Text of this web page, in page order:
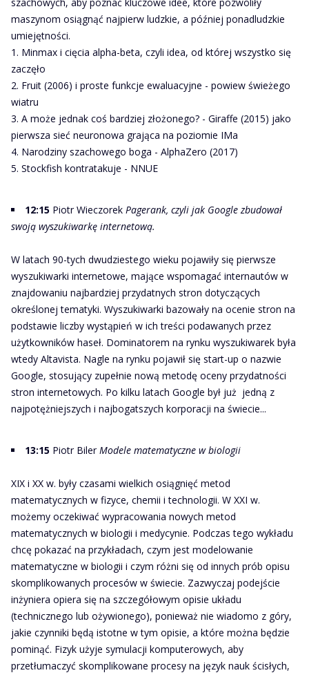
maszynom osiągnąć najpierw ludzkie, a później ponadludzkie
umiejętności.
1. Minmax i cięcia alpha-beta, czyli idea, od której wszystko się
zaczęło
2. Fruit (2006) i proste funkcje ewaluacyjne - powiew świeżego
wiatru
3. A może jednak coś bardziej złożonego? - Giraffe (2015) jako
pierwsza sieć neuronowa grająca na poziomie IMa
4. Narodziny szachowego boga - AlphaZero (2017)
5. Stockfish kontratakuje - NNUE
12:15 Piotr Wieczorek Pagerank, czyli jak Google zbudował
swoją wyszukiwarkę internetową.
W latach 90-tych dwudziestego wieku pojawiły się pierwsze
wyszukiwarki internetowe, mające wspomagać internautów w
znajdowaniu najbardziej przydatnych stron dotyczących
określonej tematyki. Wyszukiwarki bazowały na ocenie stron na
podstawie liczby wystąpień w ich treści podawanych przez
użytkowników haseł. Dominatorem na rynku wyszukiwarek była
wtedy Altavista. Nagle na rynku pojawił się start-up o nazwie
Google, stosujący zupełnie nową metodę oceny przydatności
stron internetowych. Po kilku latach Google był już jedną z
najpotężniejszych i najbogatszych korporacji na świecie...
13:15 Piotr BilerModele matematyczne w biologii
XIX i XX w. były czasami wielkich osiągnięć metod
matematycznych w fizyce, chemii i technologii. W XXI w.
możemy oczekiwać wypracowania nowych metod
matematycznych w biologii i medycynie. Podczas tego wykładu
chcę pokazać na przykładach, czym jest modelowanie
matematyczne w biologii i czym różni się od innych prób opisu
skomplikowanych procesów w świecie. Zazwyczaj podejście
inżyniera opiera się na szczegółowym opisie układu
(technicznego lub ożywionego), ponieważ nie wiadomo z góry,
jakie czynniki będą istotne w tym opisie, a które można będzie
pominąć. Fizyk użyje symulacji komputerowych, aby
przetłumaczyć skomplikowane procesy na język nauk ścisłych,